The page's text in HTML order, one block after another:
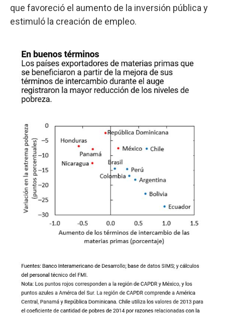
que favoreció el aumento de la inversión pública y
estimuló la creación de empleo.